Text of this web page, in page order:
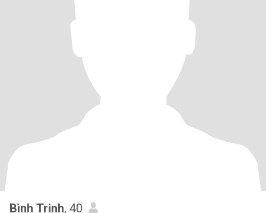
Bình Trịnh, 40